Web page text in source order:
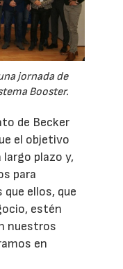
jornada de
Booster.
de Becker
el objetivo
largo plazo y,
para
ellos, que
estén
nuestros
en